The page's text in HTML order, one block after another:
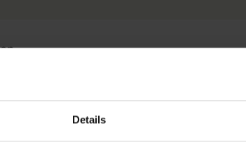
Details
befindet sich
Technische